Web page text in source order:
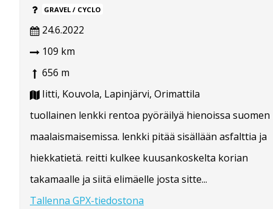
GRAVEL / CYCLO
24.6.2022
109 km
656 m
Iitti, Kouvola, Lapinjärvi, Orimattila
tuollainen lenkki rentoa pyöräilyä hienoissa suomen
maalaismaisemissa. lenkki pitää sisällään asfalttia ja
hiekkatietä. reitti kulkee kuusankoskelta korian
takamaalle ja siitä elimäelle josta sitte...
Tallenna GPX-tiedostona